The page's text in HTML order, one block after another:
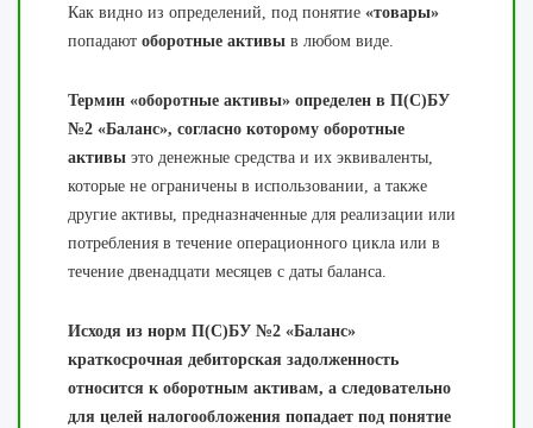
Как видно из определений, под понятие «товары»
попадают оборотные активы в любом виде.
Термин «оборотные активы» определен в П(С)БУ
№2 «Баланс», согласно которому оборотные
активы это денежные средства и их эквиваленты,
которые не ограничены в использовании, а также
другие активы, предназначенные для реализации или
потребления в течение операционного цикла или в
течение двенадцати месяцев с даты баланса.
Исходя из норм П(С)БУ №2 «Баланс»
краткосрочная дебиторская задолженность
относится к оборотным активам, а следовательно
для целей налогообложения попадает под понятие